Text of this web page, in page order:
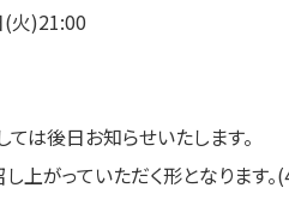
(火)21:00
は後日お知らせいたします。
上がっていただく形となります。